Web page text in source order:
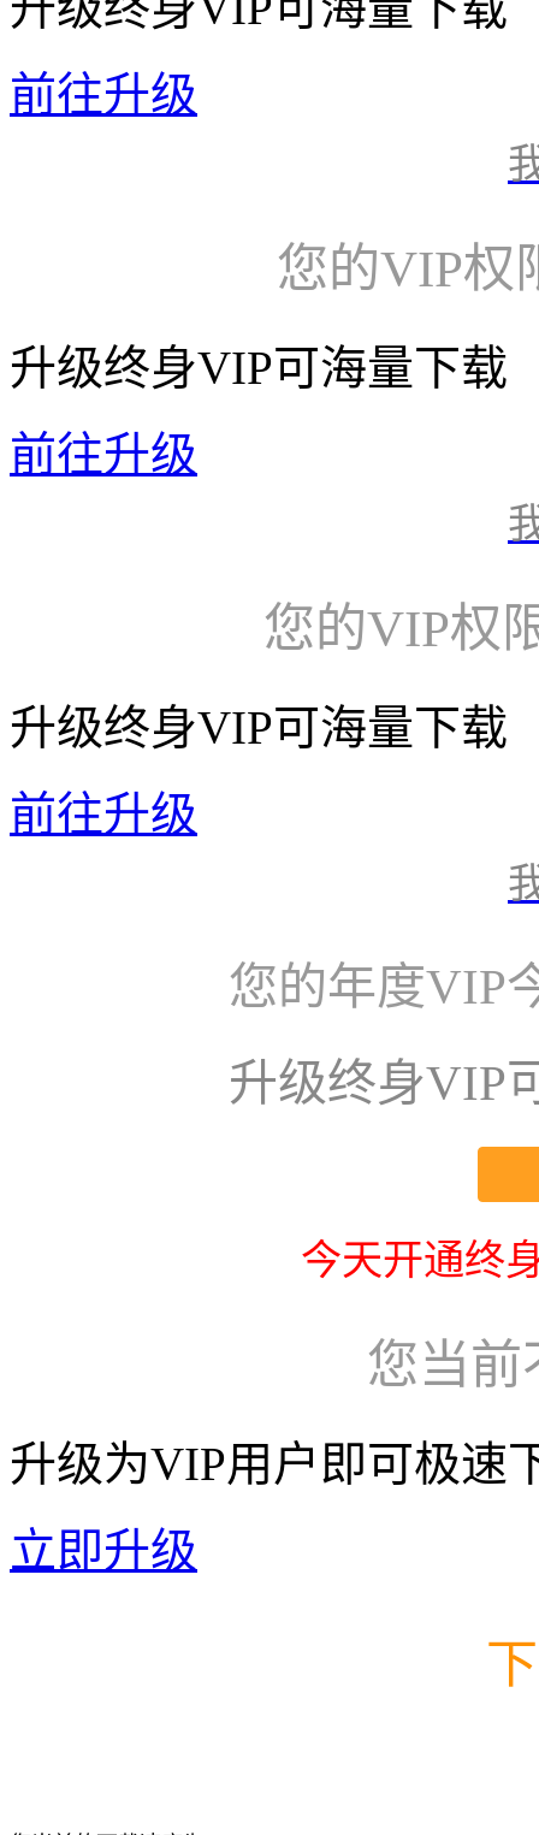
前往升级
您的VIP权
升级终身VIP可海量下载
前往升级
您的VIP权
升级终身VIP可海量下载
前往升级
您的年度VIP
升级终身VIP
今天开通终
您当前
升级为VIP用户即可极速
立即升级